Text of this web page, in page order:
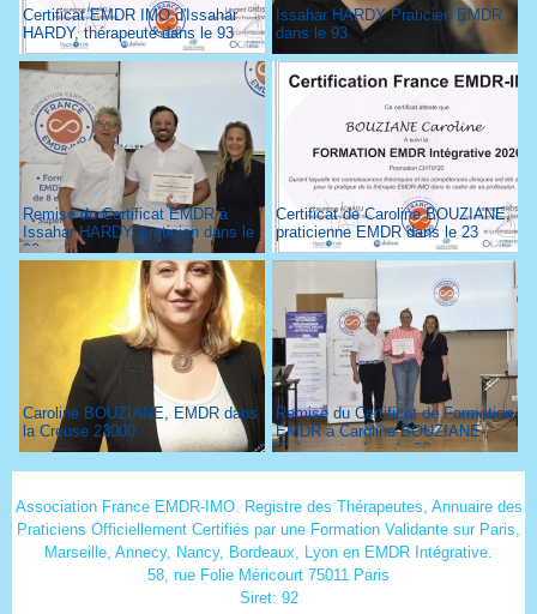
Certificat EMDR IMO d'Issahar
HARDY, thérapeute dans le 93
Issahar HARDY Praticien EMDR
dans le 93
Remise du Certificat EMDR à
Issahar HARDY, praticien dans le
93
Certificat de Caroline BOUZIANE,
praticienne EMDR dans le 23
Caroline BOUZIANE, EMDR dans
la Creuse 23000
Remise du Certificat de Formation
EMDR à Caroline BOUZIANE
Thérapeute dans le 23
Association France EMDR-IMO. Registre des Thérapeutes, Annuaire des
Praticiens Officiellement Certifiés par une Formation Validante sur Paris,
Marseille, Annecy, Nancy, Bordeaux, Lyon en EMDR Intégrative.
58, rue Folie Méricourt 75011 Paris
Siret: 92